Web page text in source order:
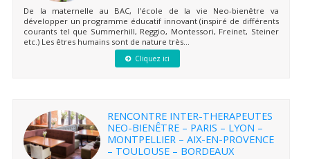
De la maternelle au BAC, l'école de la vie Neo-bienêtre va
développer un programme éducatif innovant (inspiré de différents
courants tel que Summerhill, Reggio, Montessori, Freinet, Steiner
etc.) Les êtres humains sont de nature très...
Cliquez ici
RENCONTRE INTER-THERAPEUTES
NEO-BIENÊTRE – PARIS – LYON –
MONTPELLIER – AIX-EN-PROVENCE
– TOULOUSE – BORDEAUX